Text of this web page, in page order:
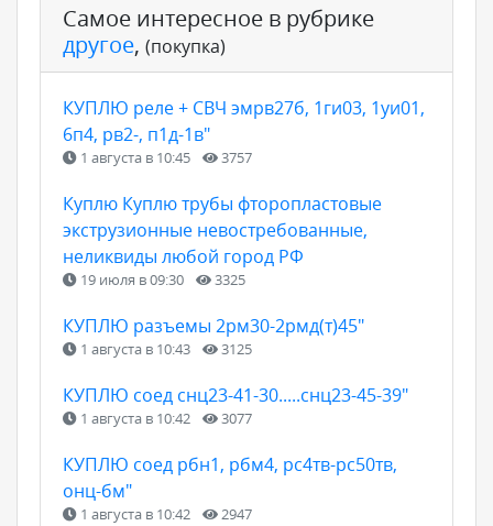
Самое интересное в рубрике
другое, (покупка)
КУПЛЮ реле + СВЧ эмрв27б, 1ги03, 1уи01,
6п4, рв2-, п1д-1в"
1 августа в 10:45 3757
Куплю Куплю трубы фторопластовые
экструзионные невостребованные,
неликвиды любой город РФ
19 июля в 09:30 3325
КУПЛЮ разъемы 2рм30-2рмд(т)45"
1 августа в 10:43 3125
КУПЛЮ соед снц23-41-30.....снц23-45-39"
1 августа в 10:42 3077
КУПЛЮ соед рбн1, рбм4, рс4тв-рс50тв,
онц-бм"
1 августа в 10:42 2947